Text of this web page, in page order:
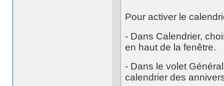
Pour activer le
- Dans Calendrier,
en haut de la fenêtre.
- Dans le volet
calendrier des